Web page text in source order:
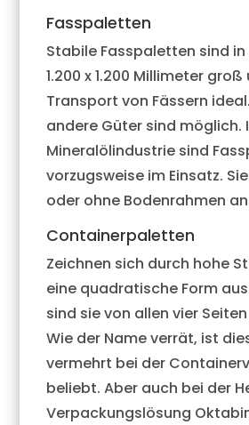
Fasspaletten
Stabile Fasspaletten sind in
1.200 x 1.200 Millimeter
Transport von Fässern
andere Güter sind möglich.
Mineralölindustrie sind
vorzugsweise im Einsatz.
oder ohne Bodenrahmen
Containerpaletten
Zeichnen sich durch hohe
eine quadratische Form
sind sie von allen vier
Wie der Name verrät, ist
vermehrt bei der
beliebt. Aber auch bei der
Verpackungslösung